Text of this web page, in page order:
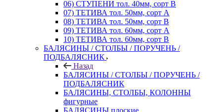
06) СТУПЕНИ тол. 40мм, сорт В
07) ТЕТИВА тол. 50мм, сорт А
08) ТЕТИВА тол. 50мм, сорт В
09) ТЕТИВА тол. 60мм, сорт А
10) ТЕТИВА тол. 60мм, сорт В
БАЛЯСИНЫ / СТОЛБЫ / ПОРУЧЕНЬ /
ПОДБАЛЯСНИК
Назад
БАЛЯСИНЫ / СТОЛБЫ / ПОРУЧЕНЬ /
ПОДБАЛЯСНИК
БАЛЯСИНЫ, СТОЛБЫ, КОЛОННЫ
фигурные
БАЛЯСИНЫ плоские